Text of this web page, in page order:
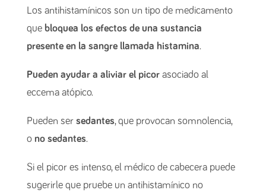
Los antihistamínicos son un tipo de medicamento
que bloquea los efectos de una sustancia
presente en la sangre llamada histamina.
Pueden ayudar a aliviar el picorasociado al
eccema atópico.
Pueden ser sedantes, que provocan somnolencia,
o no sedantes.
Si el picor es intenso, el médico de cabecera puede
sugerirle que pruebe un antihistamínico no